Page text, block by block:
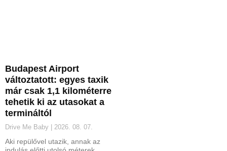
Budapest Airport
változtatott: egyes taxik
már csak 1,1 kilométerre
tehetik ki az utasokat a
termináltól
Drive Me Baby 2026. 08. 07.
Aki repülővel utazik, annak az